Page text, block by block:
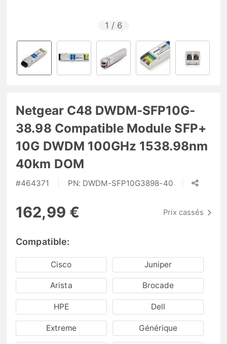
1 / 6
Netgear C48 DWDM-SFP10G-
38.98 Compatible Module SFP+
10G DWDM 100GHz 1538.98nm
40km DOM
#464371 PN: DWDM-SFP10G3898-40
162,99 € Prix cassés
Compatible:
Cisco Juniper
Arista Brocade
HPE Dell
Extreme Générique